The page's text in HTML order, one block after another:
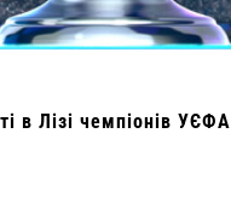
в Лізі чемпіонів УЄФА